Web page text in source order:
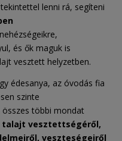
lenni rá, segíteni
és ők maguk is
vesztett helyzetben.
édesanya, az óvodás fia
szinte
összes többi mondat
talajt vesztettségéről,
veszteségeiről